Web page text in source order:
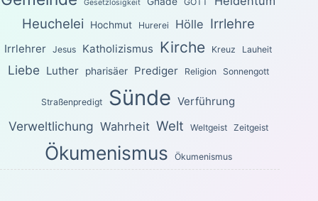
Gesetzlosigkeit
Heuchelei Hochmut Hurerei Hölle Irrlehre
Irrlehrer Jesus Katholizismus Kirche Kreuz Lauheit
Liebe Luther pharisäer Prediger Religion Sonnengott
Straßenpredigt Sünde Verführung
Verweltlichung Wahrheit Welt Weltgeist Zeitgeist
Ökumenismus Ökumenismus